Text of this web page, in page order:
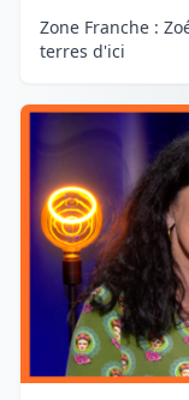
Zone Franche :
terres d'ici